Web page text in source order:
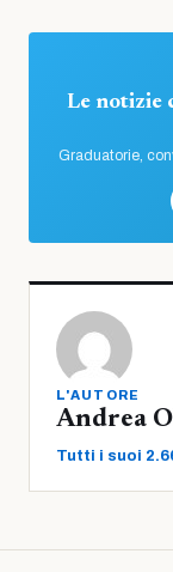
Le notizie
Graduatorie,
L'AUTORE
Andrea
Tutti i suoi